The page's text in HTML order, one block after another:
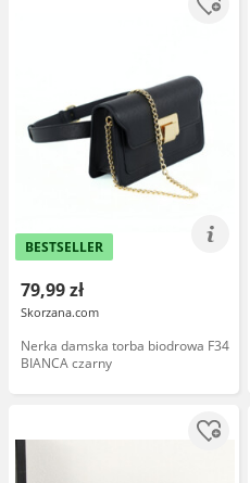
BESTSELLER
79,99 zł
Skorzana.com
Nerka damska torba biodrowa F34
BIANCA czarny